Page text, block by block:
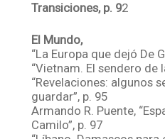
Transiciones, p. 92
El Mundo,
“La Europa que dejó De
“Vietnam. El sendero de
“Revelaciones: algunos
guardar”, p. 95
Armando R. Puente,
Camilo”, p. 97